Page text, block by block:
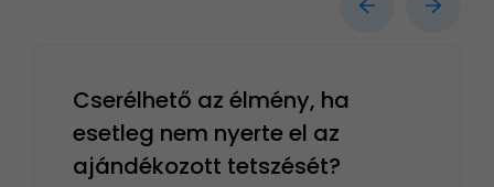
Cserélhető az élmény, ha
esetleg nem nyerte el az
ajándékozott tetszését?